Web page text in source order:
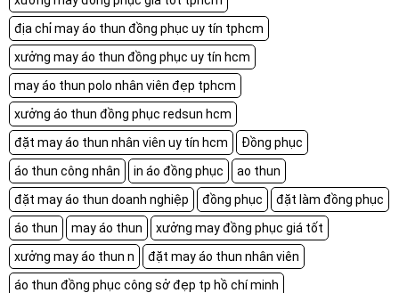
địa chỉ may áo thun đồng phục uy tín tphcm
xưởng may áo thun đồng phục uy tín hcm
may áo thun polo nhân viên đẹp tphcm
xưởng áo thun đồng phục redsun hcm
đặt may áo thun nhân viên uy tín hcm
Đồng phục
áo thun công nhân
in áo đồng phục
ao thun
đặt may áo thun doanh nghiệp
đồng phục
đặt làm đồng phục
áo thun
may áo thun
xưởng may đồng phục giá tốt
xưởng may áo thun n
đặt may áo thun nhân viên
áo thun đồng phục công sở đẹp tp hồ chí minh